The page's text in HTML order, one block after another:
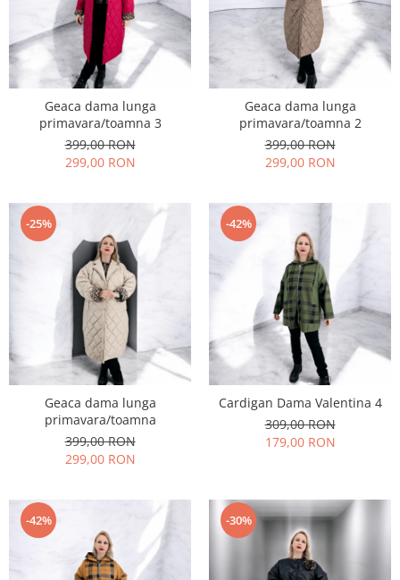
Geaca dama lunga
primavara/toamna 3
399,00 RON
299,00 RON
Geaca dama lunga
primavara/toamna 2
399,00 RON
299,00 RON
-25%
Geaca dama lunga
primavara/toamna
399,00 RON
299,00 RON
-42%
Cardigan Dama Valentina 4
309,00 RON
179,00 RON
-42% -30%